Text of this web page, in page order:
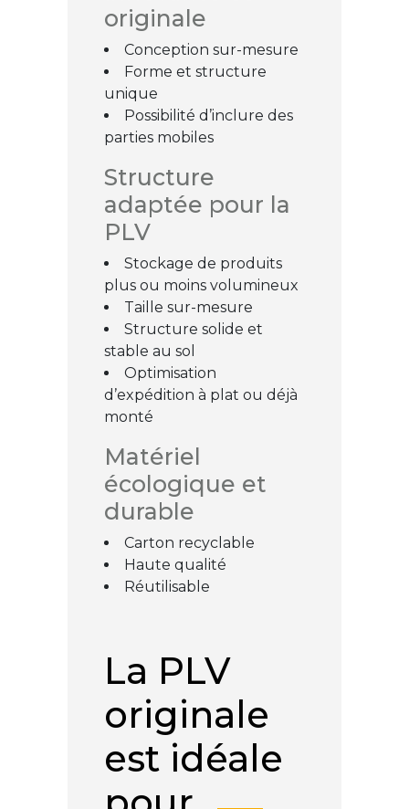
originale
Conception sur-mesure
Forme et structure
unique
Possibilité d’inclure des
parties mobiles
Structure
adaptée pour la
PLV
Stockage de produits
plus ou moins volumineux
Taille sur-mesure
Structure solide et
stable au sol
Optimisation
d’expédition à plat ou déjà
monté
Matériel
écologique et
durable
Carton recyclable
Haute qualité
Réutilisable
La PLV
originale
est idéale